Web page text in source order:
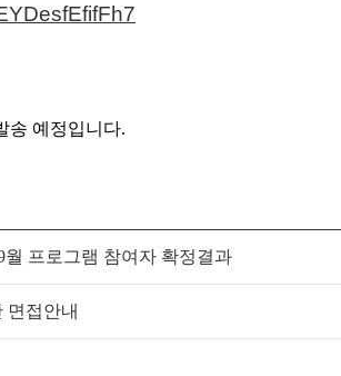
송 예정입니다.
프로그램 참여자 확정결과
면접안내